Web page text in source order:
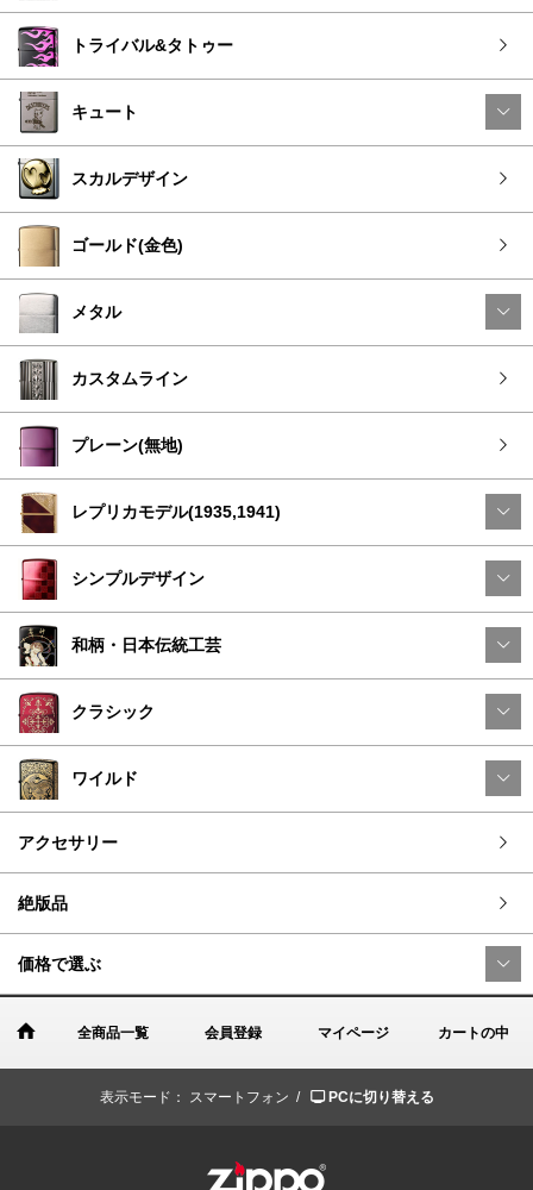
トライバル&タトゥー
キュート
スカルデザイン
ゴールド(金色)
メタル
カスタムライン
プレーン(無地)
レプリカモデル(1935,1941)
シンプルデザイン
和柄・日本伝統工芸
クラシック
ワイルド
アクセサリー
絶版品
価格で選ぶ
全商品一覧 会員登録 マイページ カートの中
表示モード： スマートフォン / PCに切り替える